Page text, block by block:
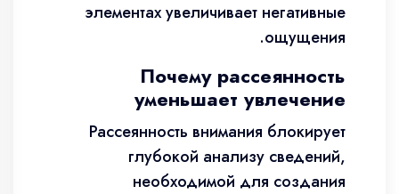
элементах увеличивает негативные
ощущения.
Почему рассеянность
уменьшает увлечение
Рассеянность внимания блокирует
глубокой анализу сведений,
необходимой для создания